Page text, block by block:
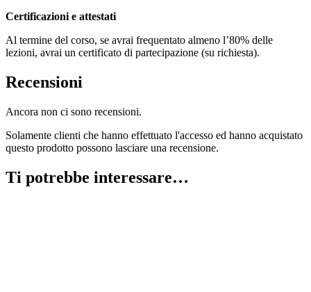
Certificazioni e attestati
Al termine del corso, se avrai frequentato almeno l’80% delle
lezioni, avrai un certificato di partecipazione (su richiesta).
Recensioni
Ancora non ci sono recensioni.
Solamente clienti che hanno effettuato l'accesso ed hanno acquistato
questo prodotto possono lasciare una recensione.
Ti potrebbe interessare…